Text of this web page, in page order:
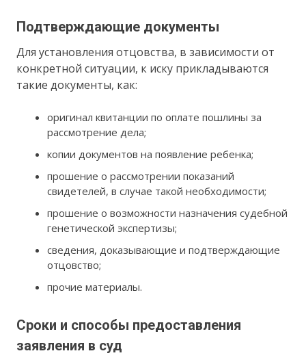
Подтверждающие документы
Для установления отцовства, в зависимости от
конкретной ситуации, к иску прикладываются
такие документы, как:
оригинал квитанции по оплате пошлины за
рассмотрение дела;
копии документов на появление ребенка;
прошение о рассмотрении показаний
свидетелей, в случае такой необходимости;
прошение о возможности назначения судебной
генетической экспертизы;
сведения, доказывающие и подтверждающие
отцовство;
прочие материалы.
Сроки и способы предоставления
заявления в суд